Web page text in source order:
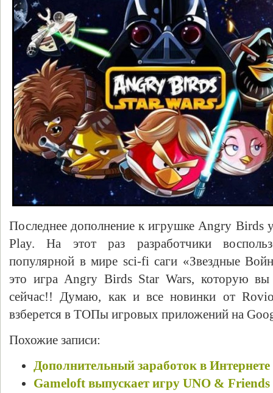
Последнее дополнение к игрушке Angry Birds
Play. На этот раз разработчики
популярной в мире sci-fi саги «Звездные
это игра Angry Birds Star Wars, которую вы
сейчас!! Думаю, как и все новинки от
взберется в ТОПы игровых приложений на
Похожие записи:
Дополнительный заработок в Интернете
Gameloft выпускает игру UNO & Friends